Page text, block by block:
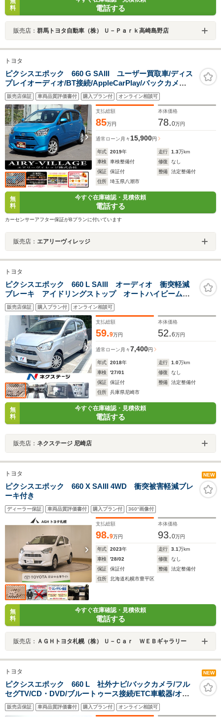
料
電話する
販売店： 群馬トヨタ自動車（株） Ｕ－Ｐａｒｋ高崎島野店
トヨタ
ピクシスエポック 660 G SAIII ユーザー買取車/ディス
プレイオーディオ/BT接続/AppleCarPlay/バックカメ
ラ/ETC/スマートアシストIII/衝突被害軽減ブレーキ/オート
ライト/LEDヘッドライト/前後ドラレコ/シートヒーター/
スマートキー×2/車検整備付
販売店保証 車両品質評価書付 購入プラン付 オンライン相談可
支払総額
85万円
本体価格
78.0万円
通常ローン 月々15,900円
年式 2019年 走行 1.3万km
車検
車検整備付 修復
なし
保証
保証付 整備
法定整備付
住所
埼玉県八潮市
無
料
今すぐ在庫確認・見積依頼
電話する
カーセンサーアフター保証がBプランに付いています
販売店： エアリーヴィレッジ
トヨタ
ピクシスエポック 660 L SAIII オーディオ 衝突軽減
ブレーキ アイドリングストップ オートハイビーム
コーナーセンサー CD
販売店保証 購入プラン付 オンライン相談可
支払総額
59.9万円
本体価格
52.6万円
通常ローン 月々7,400円
年式 2018年 走行 1.0万km
車検
'27/01 修復
なし
保証
保証付 整備
法定整備付
住所
兵庫県尼崎市
無
料
今すぐ在庫確認・見積依頼
電話する
販売店： ネクステージ 尼崎店
トヨタ NEW
ピクシスエポック 660 X SAIII 4WD 衝突被害軽減ブレ
ーキ付き
ディーラー保証 車両品質評価書付 購入プラン付 360°画像付
支払総額
98.9万円
本体価格
93.0万円
年式 2023年 走行 3.1万km
車検
'28/02 修復
なし
保証
保証付 整備
法定整備付
住所
北海道札幌市豊平区
無
料
今すぐ在庫確認・見積依頼
電話する
販売店： ＡＧＨトヨタ札幌（株） Ｕ－Ｃａｒ ＷＥＢギャラリー
トヨタ NEW
ピクシスエポック 660 L 社外ナビ/バックカメラ/フル
セグTV/CD・DVD/ブルートゥース接続/ETC車載器/オー
トライト/社外アルミホイール/アイドリングストップ/キー
レスエントリー
販売店保証 車両品質評価書付 購入プラン付 オンライン相談可